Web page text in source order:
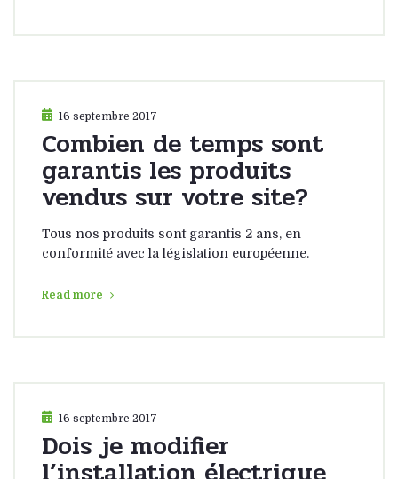
16 septembre 2017
Combien de temps sont
garantis les produits
vendus sur votre site?
Tous nos produits sont garantis 2 ans, en
conformité avec la législation européenne.
Read more
16 septembre 2017
Dois je modifier